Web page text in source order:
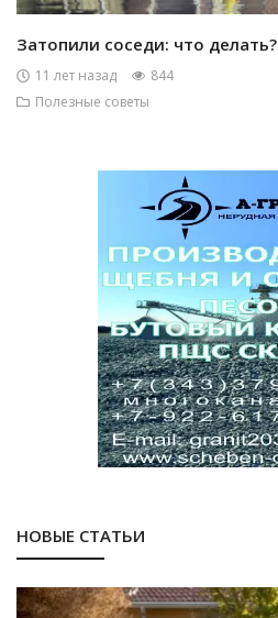
Затопили соседи: что делать?
11 лет назад
844
Полезные советы
НОВЫЕ СТАТЬИ